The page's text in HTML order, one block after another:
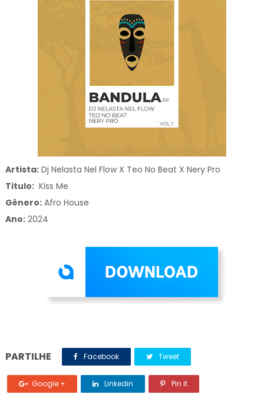
Artista:Dj Nelasta Nel Flow X Teo No Beat X Nery Pro
Titulo:Kiss Me
Gênero: Afro House
Ano:2024
PARTILHE Facebook Tweet
Google + Linkedin Pin it